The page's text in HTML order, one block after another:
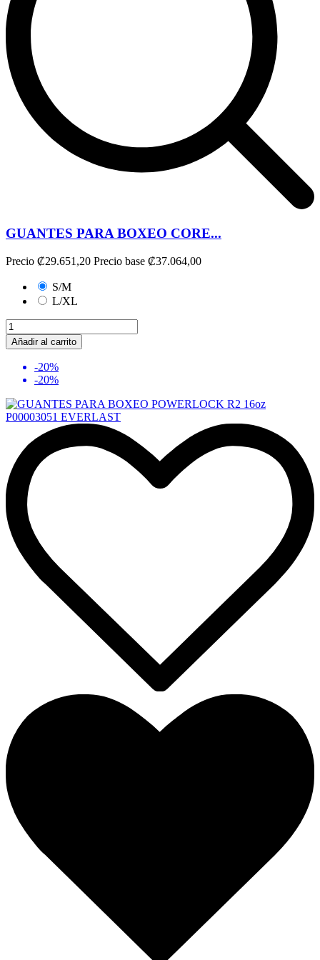
GUANTES PARA BOXEO CORE...
Precio ₡29.651,20 Precio base ₡37.064,00
S/M
L/XL
Añadir al carrito
-20%
-20%